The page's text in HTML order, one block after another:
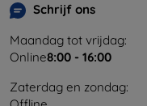
Schrijf ons
Maandag tot vrijdag:
Online8:00 - 16:00
Zaterdag en zondag: